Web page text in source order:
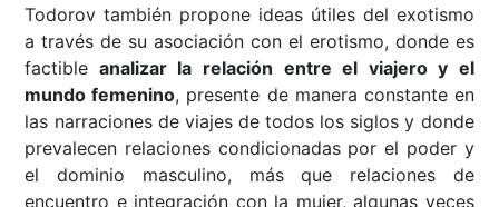
Todorov también propone ideas útiles del exotismo
a través de su asociación con el erotismo, donde es
factible analizar la relación entre el viajero y el
mundo femenino, presente de manera constante en
las narraciones de viajes de todos los siglos y donde
prevalecen relaciones condicionadas por el poder y
el dominio masculino, más que relaciones de
encuentro e integración con la mujer, algunas veces